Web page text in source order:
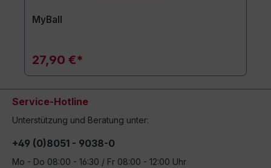
MyBall
27,90 €*
Service-Hotline
Unterstützung und Beratung unter:
+49 (0)8051 - 9038-0
Mo - Do 08:00 - 16:30 / Fr 08:00 - 12:00 Uhr